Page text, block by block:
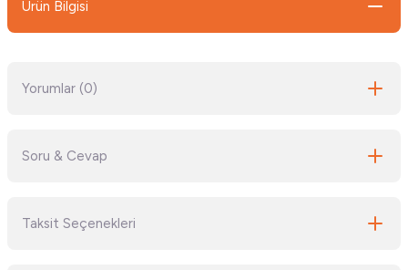
Ürün Bilgisi
Yorumlar (0)
Soru & Cevap
Taksit Seçenekleri